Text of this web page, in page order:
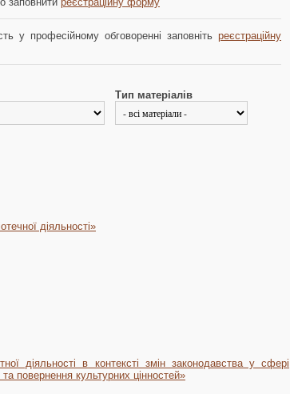
у професійному обговоренні заповніть реєстраційну
Тип матеріалів
діяльності»
діяльності в контексті змін законодавства у сфері
повернення культурних цінностей»